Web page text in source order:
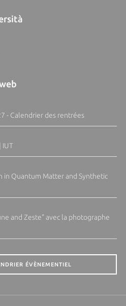
- Calendrier des rentrées
IUT
in Quantum Matter and Synthetic
and Zeste" avec la photographe
ÉVÈNEMENTIEL